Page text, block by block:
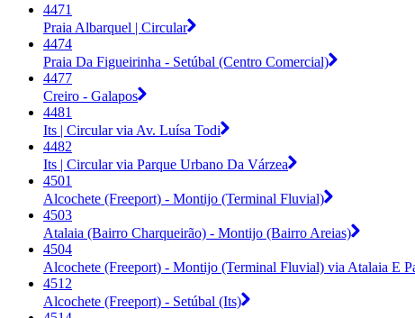
4471
Praia Albarquel | Circular
4474
Praia Da Figueirinha - Setúbal (Centro Comercial)
4477
Creiro - Galapos
4481
Its | Circular via Av. Luísa Todi
4482
Its | Circular via Parque Urbano Da Várzea
4501
Alcochete (Freeport) - Montijo (Terminal Fluvial)
4503
Atalaia (Bairro Charqueirão) - Montijo (Bairro Areias)
4504
Alcochete (Freeport) - Montijo (Terminal Fluvial) via Atalaia E
4512
Alcochete (Freeport) - Setúbal (Its)